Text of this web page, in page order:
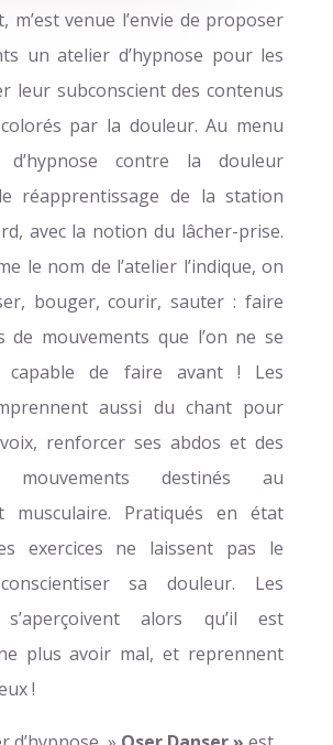
m’est venue l’envie de proposer
un atelier d’hypnose pour les
leur subconscient des contenus
par la douleur. Au menu
d’hypnose contre la douleur
réapprentissage de la station
avec la notion du lâcher-prise.
le nom de l’atelier l’indique, on
bouger, courir, sauter : faire
de mouvements que l’on ne se
capable de faire avant ! Les
aussi du chant pour
renforcer ses abdos et des
destinés au
musculaire. Pratiqués en état
exercices ne laissent pas le
sa douleur. Les
s’aperçoivent alors qu’il est
plus avoir mal, et reprennent
!